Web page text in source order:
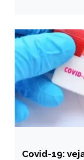
NOTÍCIAS
Covid-19: